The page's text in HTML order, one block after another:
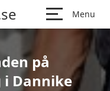
Menu
på
Dannike